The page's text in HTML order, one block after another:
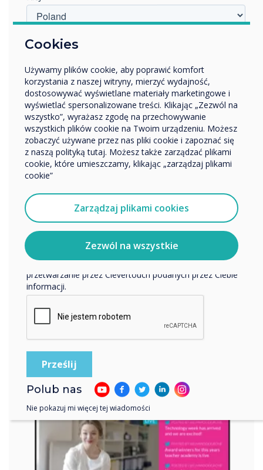
Podłącz
Podłącz odtwarzacz multimedialny do Twojego
Twórz
zaprojektuj własny!
Cookies
Używamy plików cookie, aby poprawić komfort
korzystania z naszej witryny, mierzyć wydajność,
dostosowywać wyświetlane materiały marketingowe i
wyświetlać spersonalizowane treści. Klikając „Zezwól na
wszystko”, wyrażasz zgodę na przechowywanie
wszystkich plików cookie na Twoim urządzeniu. Możesz
zobaczyć używane przez nas pliki cookie i zapoznać się
z naszą polityką tutaj. Możesz także zarządzać plikami
cookie, które umieszczamy, klikając „zarządzaj plikami
cookie”
Zarządzaj plikami cookies
Zezwól na wszystkie
W jakiej branży pracujesz?
Przedsiębiorstwo
Inne
Nazwa firmy
Chcielibyśmy się z Tobą skontaktować w sprawie
naszych produktów i usług za pośrednictwem poczty
elektronicznej, telefonu lub poczty.
Clevertouch.
Aby uzyskać informacje o tym, jak gromadzimy i
wykorzystujemy Twoje dane osobowe, odwiedź naszą
politykę prywatności.
Klikając Wyślij, wyrażasz zgodę na przechowywanie i
przetwarzanie przez Clevertouch podanych przez Ciebie
informacji.
Polub nas
Nie pokazuj mi więcej tej wiadomości